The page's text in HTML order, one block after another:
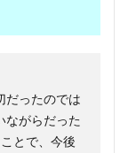
だったのでは
ながらだった
とで、今後